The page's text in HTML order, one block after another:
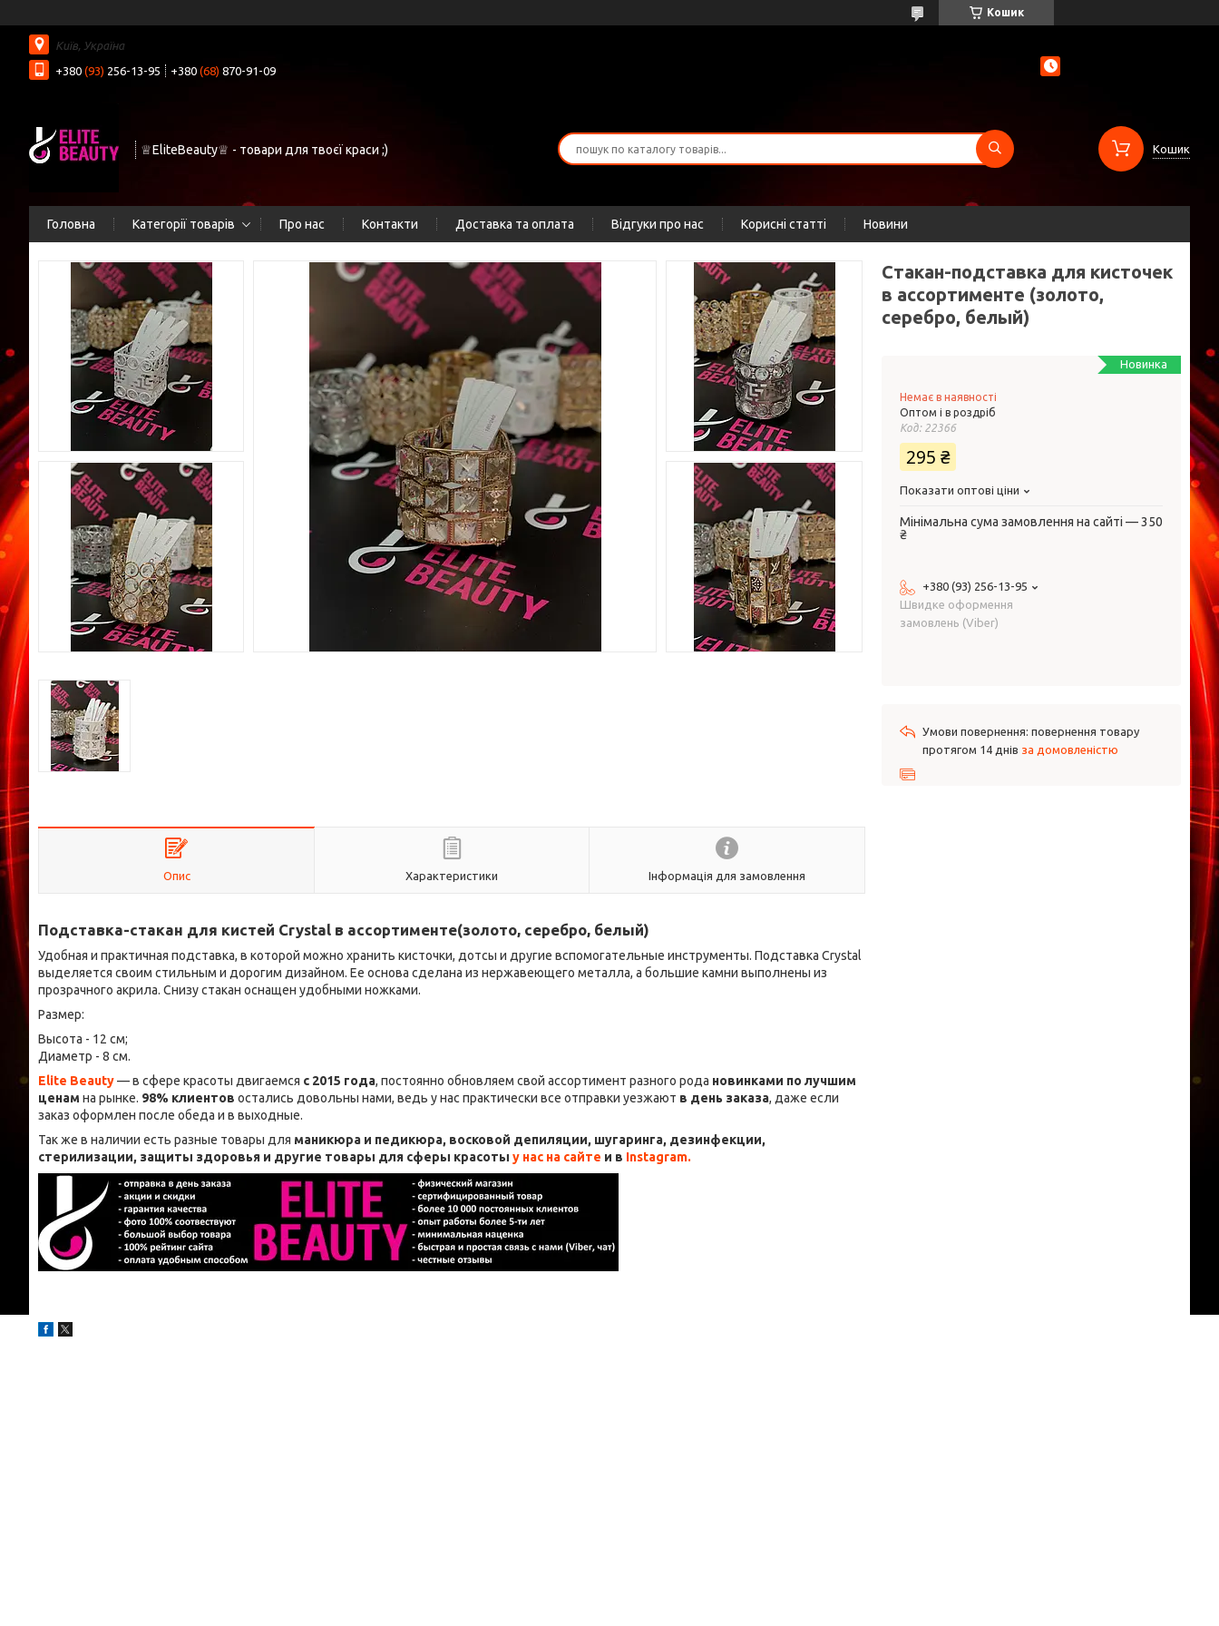
Кошик
Київ, Україна
+380 (93) 256-13-95 +380 (68) 870-91-09
♕EliteBeauty♕ - товари для твоєї краси ;) Кошик
Головна Категорії товарів Про нас Контакти Доставка та оплата Відгуки про нас Корисні статті Новини
Опис Характеристики Інформація для замовлення
Подставка-стакан для кистей Crystal в ассортименте(золото, серебро, белый)
Удобная и практичная подставка, в которой можно хранить кисточки, дотсы и другие вспомогательные инструменты. Подставка Crystal
выделяется своим стильным и дорогим дизайном. Ее основа сделана из нержавеющего металла, а большие камни выполнены из
прозрачного акрила. Снизу стакан оснащен удобными ножками.
Размер:
Высота - 12 см;
Диаметр - 8 см.
Elite Beauty— в сфере красоты двигаемся с 2015 года, постоянно обновляем свой ассортимент разного рода новинками по лучшим
ценам на рынке. 98% клиентов остались довольны нами, ведь у нас практически все отправки уезжают в день заказа, даже если
заказ оформлен после обеда и в выходные.
Так же в наличии есть разные товары для маникюра и педикюра, восковой депиляции, шугаринга, дезинфекции,
стерилизации, защиты здоровья и другие товары для сферы красоты у нас на сайте и в Instagram.
Стакан-подставка для кисточек
в ассортименте (золото,
серебро, белый)
Новинка
Немає в наявності
Оптом і в роздріб
Код: 22366
295 ₴
Показати оптові ціни
Мінімальна сума замовлення на сайті — 350
₴
+380 (93) 256-13-95
Швидке оформення
замовлень (Viber)
повернення товару
протягом 14 днів за домовленістю